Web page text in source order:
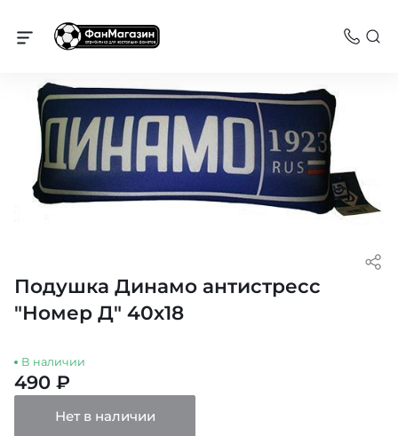
Динамо
Подушка Динамо антистресс
"Номер Д" 40х18
В наличии
490 ₽
Нет в наличии